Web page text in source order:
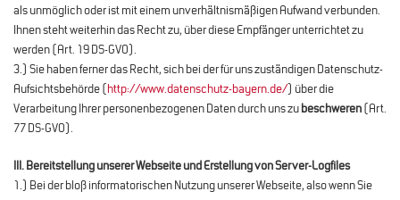
als unmöglich oder ist mit einem unverhältnismäßigen Aufwand verbunden.
Ihnen steht weiterhin das Recht zu, über diese Empfänger unterrichtet zu
werden (Art. 19 DS-GVO).
3.) Sie haben ferner das Recht, sich bei der für uns zuständigen Datenschutz-
Aufsichtsbehörde (http://www.datenschutz-bayern.de/) über die
Verarbeitung Ihrer personenbezogenen Daten durch uns zu beschweren (Art.
77 DS-GVO).
III. Bereitstellung unserer Webseite und Erstellung von Server-Logfiles
1.) Bei der bloß informatorischen Nutzung unserer Webseite, also wenn Sie